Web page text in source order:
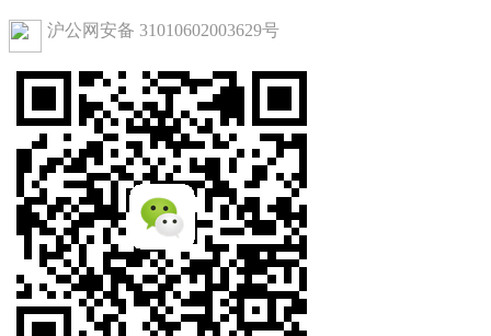
沪公网安备 31010602003629号